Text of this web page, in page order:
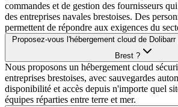
commandes et de gestion des fournisseurs
des entreprises navales brestoises. Des
permettent de répondre aux exigences du
Proposez-vous l'hébergement cloud de
Brest ?
Nous proposons un hébergement cloud
entreprises brestoises, avec sauvegardes
disponibilité et accès depuis n'importe quel
équipes réparties entre terre et mer.